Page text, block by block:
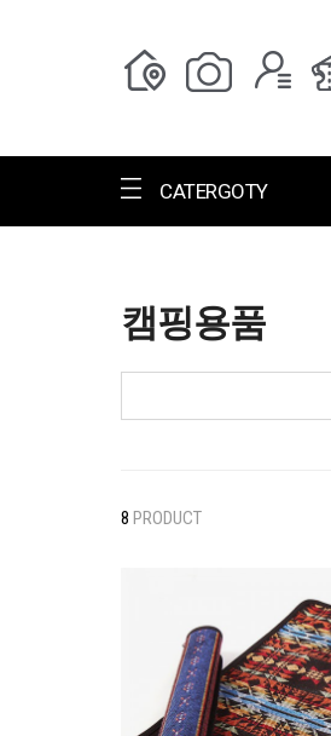
CATERGOTY
전체브랜드
ㄱ
캠핑용품
8 PRODUCT